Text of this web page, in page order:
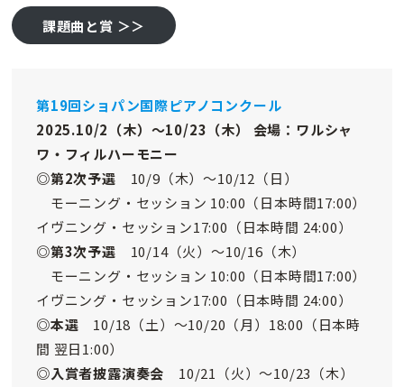
課題曲と賞 ＞＞
第19回ショパン国際ピアノコンクール
2025.10/2（木）〜10/23（木） 会場：ワルシャ
ワ・フィルハーモニー
◎第2次予選 10/9（木）〜10/12（日）
モーニング・セッション 10:00（日本時間17:00）
イヴニング・セッション17:00（日本時間 24:00）
◎第3次予選 10/14（火）〜10/16（木）
モーニング・セッション 10:00（日本時間17:00）
イヴニング・セッション17:00（日本時間 24:00）
◎本選 10/18（土）〜10/20（月）18:00（日本時
間 翌日1:00）
◎入賞者披露演奏会 10/21（火）〜10/23（木）